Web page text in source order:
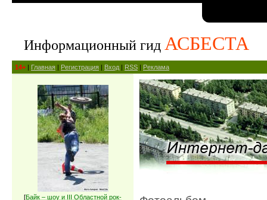
Информационный гид АСБЕСТА
14+ | Главная | Регистрация | Вход | RSS | Реклама
[Байк – шоу и III Областной рок-